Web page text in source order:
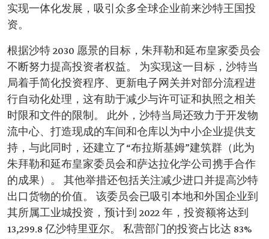
实现一体化发展，吸引众多全球企业前来沙特王国投
资。
根据沙特 2030 愿景的目标，朱拜勒和延布皇家委员会
不断努力提高投资者权益。 为实现这一目标，沙特当
局着手简化投资程序、更新电子网关并对部分流程进
行自动化处理，这有助于减少与许可证和执照之相关
时限和文件的限制。 此外，沙特当局还致力于开发物
流中心、打造现成的车间和仓库以为中小企业提供支
持，与此同时，还建立了“布拉斯基姆”建筑群（此为
朱拜勒和延布皇家委员会和萨达拉化学公司携手合作
的成果）。 其他举措还包括关注减少进口并提高沙特
出口货物的价值。 该委员会已吸引本地和外国企业到
其所属工业城投资，预计到 2022 年，投资额将达到
13,299.8 亿沙特里亚尔。 私营部门的投资占比达 83%